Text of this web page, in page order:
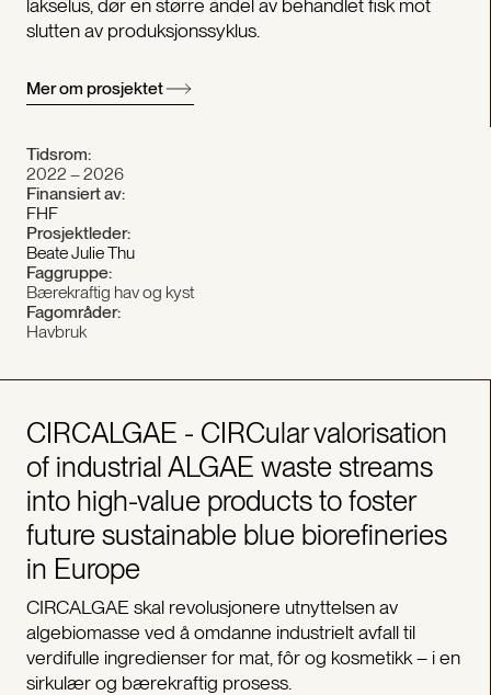
lakselus, dør en større andel av behandlet fisk mot
slutten av produksjonssyklus.
Mer om prosjektet
Tidsrom:
2022 – 2026
Finansiert av:
FHF
Prosjektleder:
Beate Julie Thu
Faggruppe:
Bærekraftig hav og kyst
Fagområder:
Havbruk
CIRCALGAE - CIRCular valorisation
of industrial ALGAE waste streams
into high-value products to foster
future sustainable blue biorefineries
in Europe
CIRCALGAE skal revolusjonere utnyttelsen av
algebiomasse ved å omdanne industrielt avfall til
verdifulle ingredienser for mat, fôr og kosmetikk – i en
sirkulær og bærekraftig prosess.